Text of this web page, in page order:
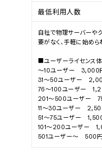
最低利用人数
自社で物理サーバーや
要がなく、手軽に始めら
■ユーザーライセンス
～10ユーザー　3,000
31～50ユーザー　
76～100ユーザー　
201～500ユーザー　
11～30ユーザー　
51～75ユーザー　
101～200ユーザー　
501ユーザー～　500